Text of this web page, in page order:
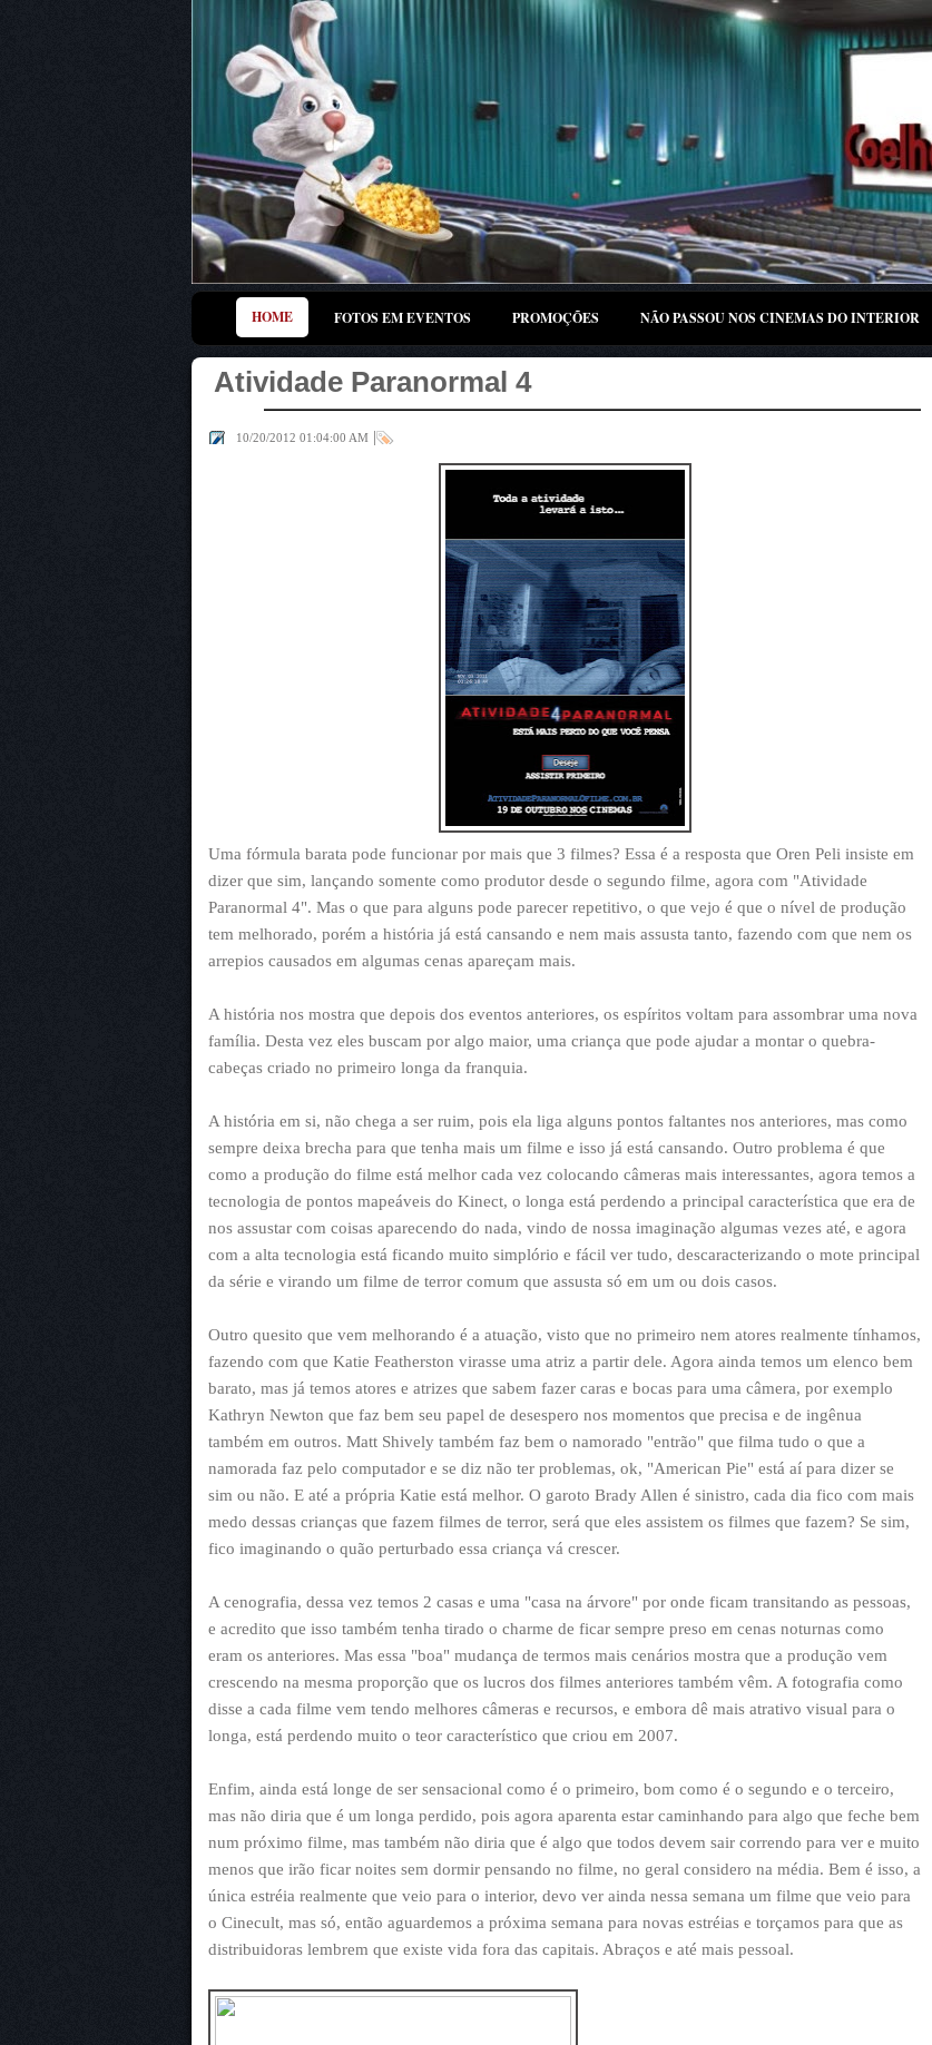
HOME FOTOS EM EVENTOS PROMOÇÕES NÃO PASSOU NOS CINEMAS DO INTERIOR
Atividade Paranormal 4
10/20/2012 01:04:00 AM |
Uma fórmula barata pode funcionar por mais que 3 filmes? Essa é a resposta que Oren Peli insiste em
dizer que sim, lançando somente como produtor desde o segundo filme, agora com "Atividade
Paranormal 4". Mas o que para alguns pode parecer repetitivo, o que vejo é que o nível de produção
tem melhorado, porém a história já está cansando e nem mais assusta tanto, fazendo com que nem os
arrepios causados em algumas cenas apareçam mais.
A história nos mostra que depois dos eventos anteriores, os espíritos voltam para assombrar uma nova
família. Desta vez eles buscam por algo maior, uma criança que pode ajudar a montar o quebra-
cabeças criado no primeiro longa da franquia.
A história em si, não chega a ser ruim, pois ela liga alguns pontos faltantes nos anteriores, mas como
sempre deixa brecha para que tenha mais um filme e isso já está cansando. Outro problema é que
como a produção do filme está melhor cada vez colocando câmeras mais interessantes, agora temos a
tecnologia de pontos mapeáveis do Kinect, o longa está perdendo a principal característica que era de
nos assustar com coisas aparecendo do nada, vindo de nossa imaginação algumas vezes até, e agora
com a alta tecnologia está ficando muito simplório e fácil ver tudo, descaracterizando o mote principal
da série e virando um filme de terror comum que assusta só em um ou dois casos.
Outro quesito que vem melhorando é a atuação, visto que no primeiro nem atores realmente tínhamos,
fazendo com que Katie Featherston virasse uma atriz a partir dele. Agora ainda temos um elenco bem
barato, mas já temos atores e atrizes que sabem fazer caras e bocas para uma câmera, por exemplo
Kathryn Newton que faz bem seu papel de desespero nos momentos que precisa e de ingênua
também em outros. Matt Shively também faz bem o namorado "entrão" que filma tudo o que a
namorada faz pelo computador e se diz não ter problemas, ok, "American Pie" está aí para dizer se
sim ou não. E até a própria Katie está melhor. O garoto Brady Allen é sinistro, cada dia fico com mais
medo dessas crianças que fazem filmes de terror, será que eles assistem os filmes que fazem? Se sim,
fico imaginando o quão perturbado essa criança vá crescer.
A cenografia, dessa vez temos 2 casas e uma "casa na árvore" por onde ficam transitando as pessoas,
e acredito que isso também tenha tirado o charme de ficar sempre preso em cenas noturnas como
eram os anteriores. Mas essa "boa" mudança de termos mais cenários mostra que a produção vem
crescendo na mesma proporção que os lucros dos filmes anteriores também vêm. A fotografia como
disse a cada filme vem tendo melhores câmeras e recursos, e embora dê mais atrativo visual para o
longa, está perdendo muito o teor característico que criou em 2007.
Enfim, ainda está longe de ser sensacional como é o primeiro, bom como é o segundo e o terceiro,
mas não diria que é um longa perdido, pois agora aparenta estar caminhando para algo que feche bem
num próximo filme, mas também não diria que é algo que todos devem sair correndo para ver e muito
menos que irão ficar noites sem dormir pensando no filme, no geral considero na média. Bem é isso, a
única estréia realmente que veio para o interior, devo ver ainda nessa semana um filme que veio para
o Cinecult, mas só, então aguardemos a próxima semana para novas estréias e torçamos para que as
distribuidoras lembrem que existe vida fora das capitais. Abraços e até mais pessoal.